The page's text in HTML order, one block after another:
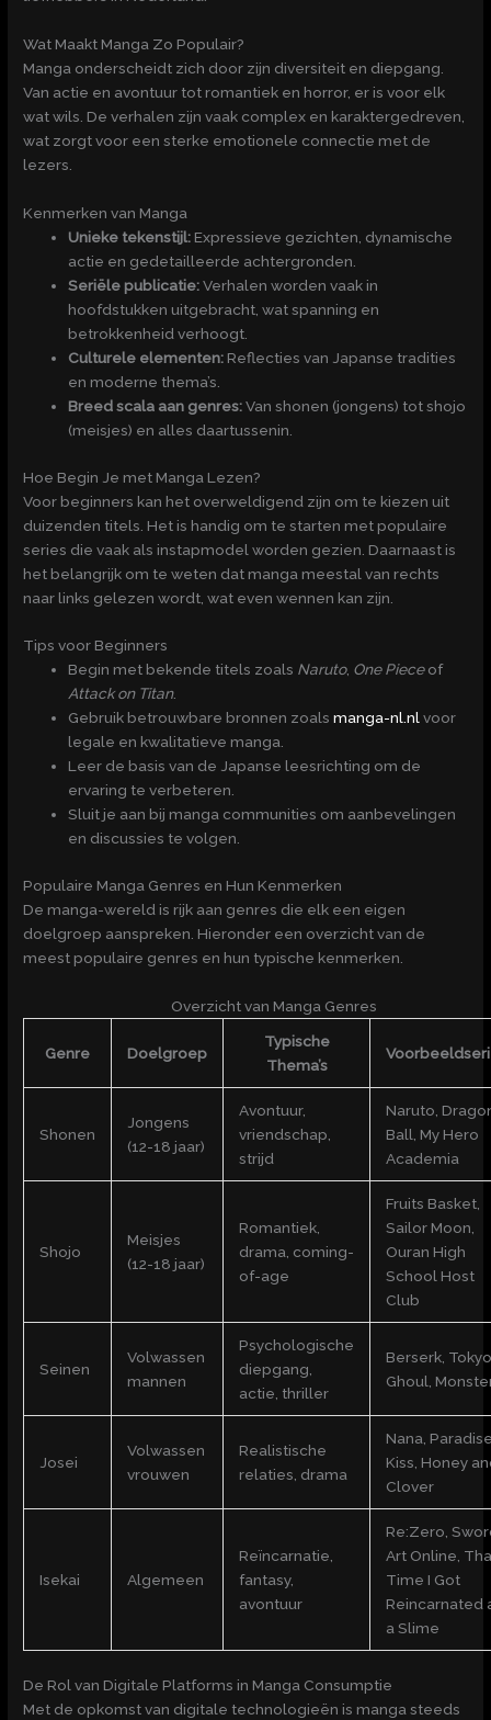
Wat Maakt Manga Zo Populair?
Manga onderscheidt zich door zijn diversiteit en diepgang.
Van actie en avontuur tot romantiek en horror, er is voor elk
wat wils. De verhalen zijn vaak complex en karaktergedreven,
wat zorgt voor een sterke emotionele connectie met de
lezers.
Kenmerken van Manga
Unieke tekenstijl: Expressieve gezichten, dynamische
actie en gedetailleerde achtergronden.
Seriële publicatie:Verhalen worden vaak in
hoofdstukken uitgebracht, wat spanning en
betrokkenheid verhoogt.
Culturele elementen: Reflecties van Japanse tradities
en moderne thema’s.
Breed scala aan genres:Van shonen (jongens) tot shojo
(meisjes) en alles daartussenin.
Hoe Begin Je met Manga Lezen?
Voor beginners kan het overweldigend zijn om te kiezen uit
duizenden titels. Het is handig om te starten met populaire
series die vaak als instapmodel worden gezien. Daarnaast is
het belangrijk om te weten dat manga meestal van rechts
naar links gelezen wordt, wat even wennen kan zijn.
Tips voor Beginners
Begin met bekende titels zoals Naruto, One Pieceof
Attack on Titan.
Gebruik betrouwbare bronnen zoalsmanga-nl.nlvoor
legale en kwalitatieve manga.
Leer de basis van de Japanse leesrichting om de
ervaring te verbeteren.
Sluit je aan bij manga communities om aanbevelingen
en discussies te volgen.
Populaire Manga Genres en Hun Kenmerken
De manga-wereld is rijk aan genres die elk een eigen
doelgroep aanspreken. Hieronder een overzicht van de
meest populaire genres en hun typische kenmerken.
Overzicht van Manga Genres
Genre Doelgroep
Typische
Thema’s
Shonen
Jongens
(12-18 jaar)
Avontuur,
vriendschap,
strijd
Naruto,
Ball, My Hero
Academia
Shojo
Meisjes
(12-18 jaar)
Romantiek,
drama, coming-
of-age
Fruits Basket,
Sailor Moon,
Ouran High
School Host
Club
Seinen
Volwassen
mannen
Psychologische
diepgang,
actie, thriller
Berserk, Tokyo
Ghoul,
Josei
Volwassen
vrouwen
Realistische
relaties, drama
Nana,
Kiss, Honey
Clover
Isekai Algemeen
Reïncarnatie,
fantasy,
avontuur
Re:Zero,
Art Online,
Time I Got
Reincarnated
a Slime
De Rol van Digitale Platforms in Manga Consumptie
Met de opkomst van digitale technologieën is manga steeds